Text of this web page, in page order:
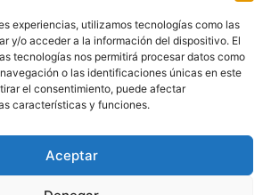
experiencias, utilizamos tecnologías como las
y/o acceder a la información del dispositivo. El
tecnologías nos permitirá procesar datos como
o las identificaciones únicas en este
el consentimiento, puede afectar
características y funciones.
Aceptar